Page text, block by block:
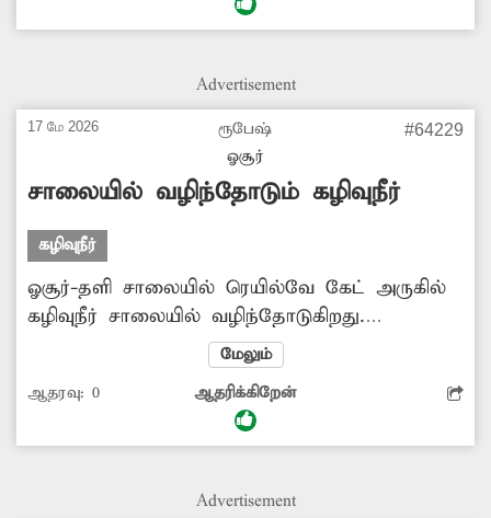
நடந்துசெல்ல வேண்டிய சூழ்நிலை உள்ளது.
ஏற்பட்டு வருகிறது. எனவே மழைநீருடன்
எடுக்க வேண்டும் என்று பொதுமக்கள்
கோரிக்கை விடுத்துள்ளனர்.
Advertisement
17 மே 2026
ரூபேஷ்
ஓசூர்
#64229
சாலையில் வழிந்தோடும் கழிவுநீர்
கழிவுநீர்
ஓசூர்-தளி சாலையில் ரெயில்வே கேட் அருகில்
கழிவுநீர் சாலையில் வழிந்தோடுகிறது.
அப்பகுதியில் பாதசாரிகளுக்கு நோய் தொற்று
ஏற்பட வழிவகுக்கிறது. கடந்த ஒரு மாதமாக
இந்நிலை நீடித்து வருகிறது. இதுகுறித்து புகார்
அளித்தும் இதுவரை எந்தவித நடவடிக்கையும்
கழிவுநீர் தேங்காத வகையில் உடனடியாக
மேலும்
ஆதரவு: 0 ஆதரிக்கிறேன்
Advertisement